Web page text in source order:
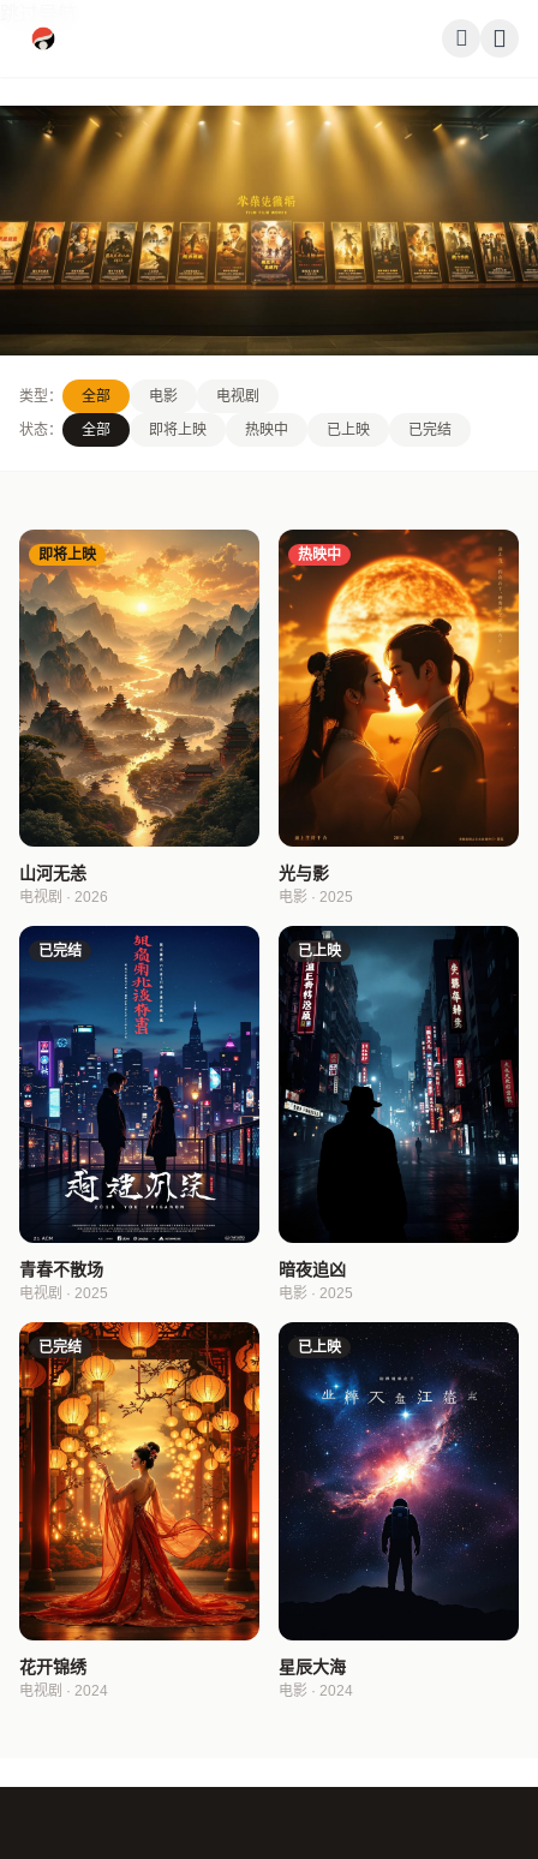
公司简介
作品展示
签约演员
签约导演
影迷互动
作品展示
类型： 全部 电影
电视剧
状态：
全部 即将上映 热映中 已上映 已完结
即将上映
山河无恙
电视剧 · 2026
热映中
光与影
电影 · 2025
已完结
青春不散场
电视剧 · 2025
已上映
暗夜追凶
电影 · 2025
已完结
花开锦绣
电视剧 · 2024
已上映
星辰大海
电影 · 2024